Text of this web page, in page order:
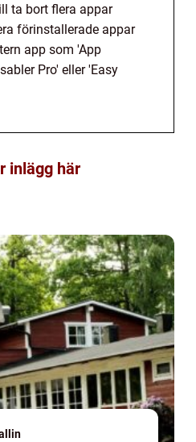
ta bort flera appar
förinstallerade appar
app som 'App
Pro' eller 'Easy
inlägg här